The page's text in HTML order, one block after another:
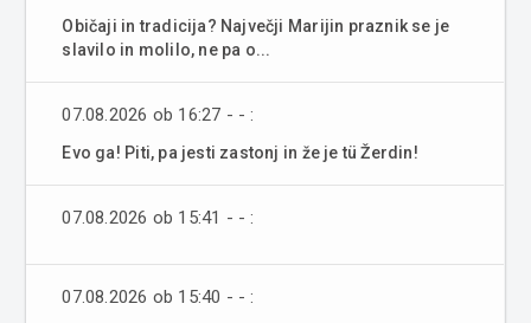
Običaji in tradicija? Največji Marijin praznik se je
slavilo in molilo, ne pa o...
07.08.2026 ob 16:27 - - :
Evo ga! Piti, pa jesti zastonj in že je tü Žerdin!
07.08.2026 ob 15:41 - - :
07.08.2026 ob 15:40 - - :